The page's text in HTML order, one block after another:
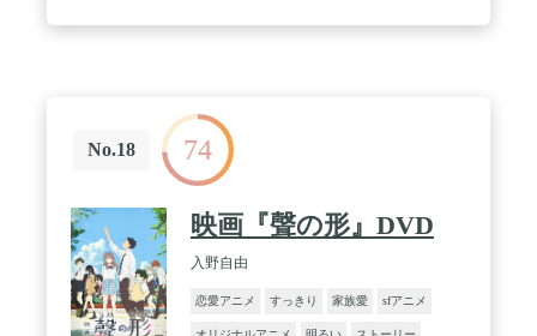
No.18 74
映画『聲の形』DVD
入野自由
恋愛アニメ すっきり 家族愛 sfアニメ